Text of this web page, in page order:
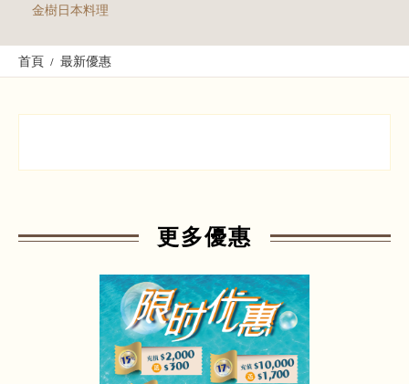
金樹日本料理
首頁 最新優惠
更多優惠